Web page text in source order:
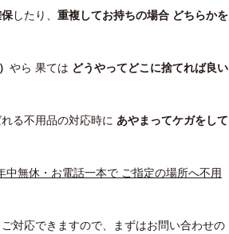
したり、 重複してお持ちの場合 どちらかを
やら 果ては どうやってどこに捨てれば良い
る不用品の対応時に あやまってケガをして
無休・お電話一本で ご指定の場所へ不用
対応できますので、まずはお問い合わせの